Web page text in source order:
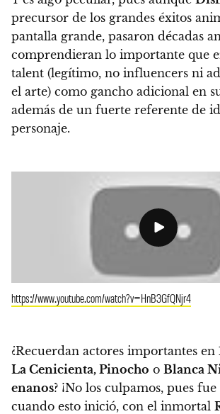
precursor de los grandes éxitos
pantalla grande, pasaron décadas
comprendieran lo importante que
talent (legítimo, no influencers ni
el arte) como gancho adicional en
además de un fuerte referente de
personaje.
https://www.youtube.com/watch?v=HnB3GfQNjr4
¿Recuerdan actores importantes en
La Cenicienta, Pinocho o Blanca
enanos? ¡No los culpamos, pues fue
cuando esto inició, con el inmortal